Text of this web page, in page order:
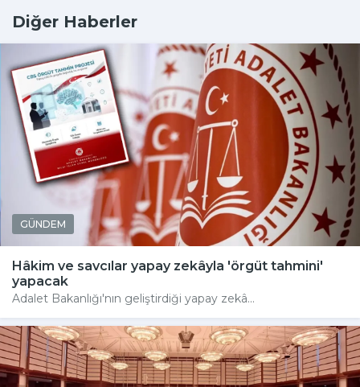
Diğer Haberler
GÜNDEM
Hâkim ve savcılar yapay zekâyla 'örgüt tahmini'
yapacak
Adalet Bakanlığı'nın geliştirdiği yapay zekâ...